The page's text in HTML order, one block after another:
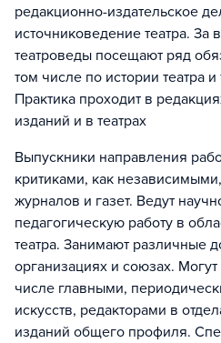
редакционно-издательское
источниковедение театра.
театроведы посещают ряд
том числе по истории театра и
Практика проходит в
изданий и в театрах
Выпускники направления
критиками, как
журналов и газет. Ведут
педагогическую работу в
театра. Занимают различные
организациях и союзах.
числе главными,
искусств, редакторами в
изданий общего профиля.